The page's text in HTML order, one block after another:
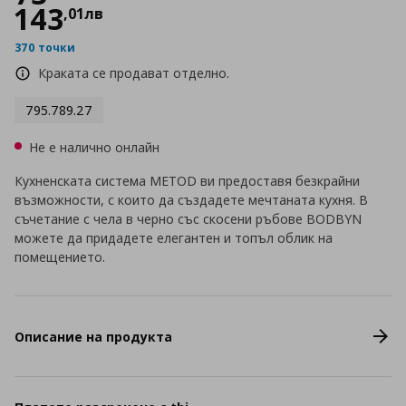
143,01лв
370 точки
Краката се продават отделно.
795.789.27
Не е налично онлайн
Кухненската система METOD ви предоставя безкрайни
възможности, с които да създадете мечтаната кухня. В
съчетание с чела в черно със скосени ръбове BODBYN
можете да придадете елегантен и топъл облик на
помещението.
Описание на продукта